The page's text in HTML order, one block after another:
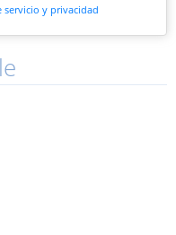
servicio y privacidad